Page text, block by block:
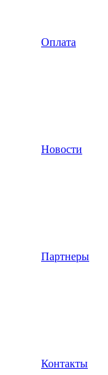
Оплата
Новости
Партнеры
Контакты